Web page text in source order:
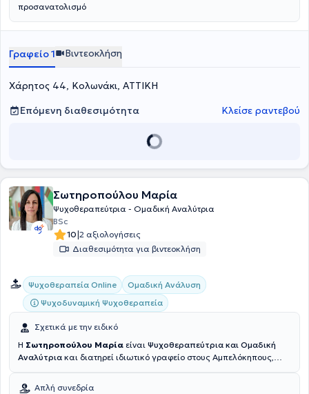
προσανατολισμό
Γραφείο 1 Βιντεοκλήση
Χάρητος 44, Κολωνάκι, ΑΤΤΙΚΗ
Επόμενη διαθεσιμότητα
Κλείσε ραντεβού
Σωτηροπούλου Μαρία
Ψυχοθεραπεύτρια - Ομαδική Αναλύτρια
BSc
10|2 αξιολογήσεις
Διαθεσιμότητα για βιντεοκλήση
Ψυχοθεραπεία Online
Ομαδική Ανάλυση
Ψυχοδυναμική Ψυχοθεραπεία
Σχετικά με την ειδικό
Η Σωτηροπούλου Μαρία είναι Ψυχοθεραπεύτρια και Ομαδική
Αναλύτρια και διατηρεί ιδιωτικό γραφείο στους Αμπελόκηπους,
Παντείου Πανεπιστημίου Κοινωνικών και Πολιτικών Επιστημών. Έχει
Απλή συνεδρία